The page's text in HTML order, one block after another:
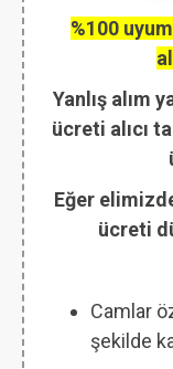
%100
Yanlış alım
ücreti alıcı
Eğer
ücreti
Camlar
şekilde